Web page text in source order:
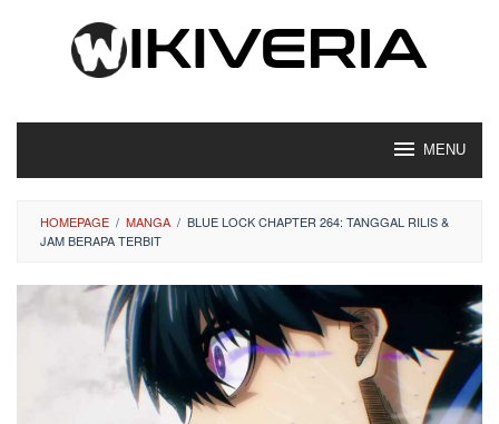
MENU
HOMEPAGE / MANGA / BLUE LOCK CHAPTER 264: TANGGAL RILIS &
JAM BERAPA TERBIT